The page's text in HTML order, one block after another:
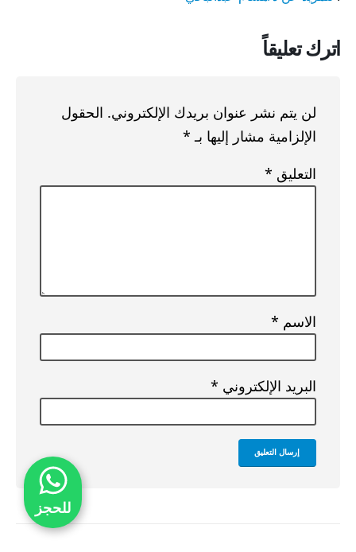
اترك تعليقاً
لن يتم نشر عنوان بريدك الإلكتروني. الحقول
الإلزامية مشار إليها بـ *
التعليق *
الاسم *
البريد الإلكتروني *
للحجز